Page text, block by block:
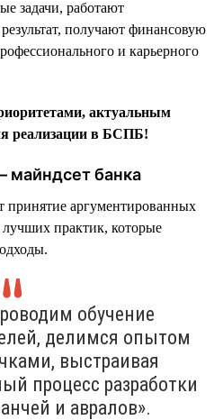
задачи, работают
получают финансовую
и карьерного
актуальным
реализации в БСПБ!
майндсет банка
принятие аргументированных
практик, которые
обучение
делимся опытом
выстраивая
процесс разработки
и авралов».